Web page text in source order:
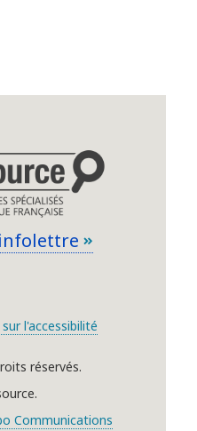
l'accessibilité
réservés.
Communications